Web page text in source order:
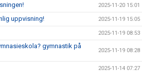
2025-11-20 15:01
uppvisning! 2025-11-19 15:05
2025-11-19 08:53
gymnastik på
2025-11-19 08:28
2025-11-14 07:27